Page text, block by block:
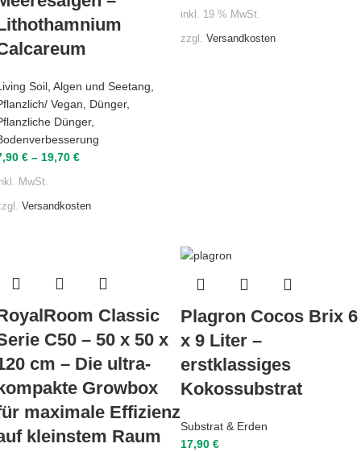
Soil, Algen und Seetang,
Vegan, Dünger,
Dünger,
€ – 19,70 €
MwSt.
Versandkosten
inkl. 19 % MwSt.
zzgl. Versandkosten
Classic
C50 – 50 x 50 x
cm – Die ultra-
Growbox
maximale Effizienz
kleinstem Raum
Plagron Cocos Brix 6
x 9 Liter –
erstklassiges
Kokossubstrat
Substrat & Erden
17,90 €